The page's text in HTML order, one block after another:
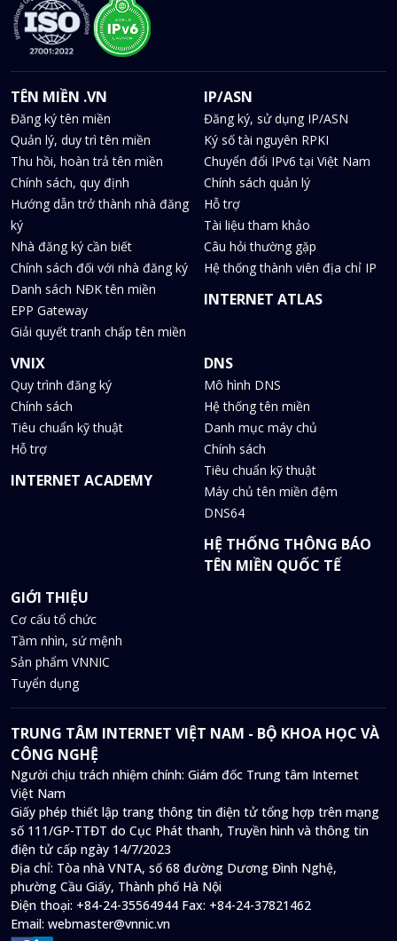
TÊN MIỀN .VN
Đăng ký tên miền
Quản lý, duy trì tên miền
Thu hồi, hoàn trả tên miền
Chính sách, quy định
Hướng dẫn trở thành nhà đăng
ký
Nhà đăng ký cần biết
Chính sách đối với nhà đăng ký
Danh sách NĐK tên miền
EPP Gateway
Giải quyết tranh chấp tên miền
IP/ASN
Đăng ký, sử dụng IP/ASN
Ký số tài nguyên RPKI
Chuyển đổi IPv6 tại Việt Nam
Chính sách quản lý
Hỗ trợ
Tài liệu tham khảo
Câu hỏi thường gặp
Hệ thống thành viên địa chỉ IP
INTERNET ATLAS
VNIX
Quy trình đăng ký
Chính sách
Tiêu chuẩn kỹ thuật
Hỗ trợ
INTERNET ACADEMY
DNS
Mô hình DNS
Hệ thống tên miền
Danh mục máy chủ
Chính sách
Tiêu chuẩn kỹ thuật
Máy chủ tên miền đệm
DNS64
HỆ THỐNG THÔNG BÁO
TÊN MIỀN QUỐC TẾ
GIỚI THIỆU
Cơ cấu tổ chức
Tầm nhìn, sứ mệnh
Sản phẩm VNNIC
Tuyển dụng
TRUNG TÂM INTERNET VIỆT NAM - BỘ KHOA HỌC VÀ
CÔNG NGHỆ
Người chịu trách nhiệm chính: Giám đốc Trung tâm Internet
Việt Nam
Giấy phép thiết lập trang thông tin điện tử tổng hợp trên mạng
số 111/GP-TTĐT do Cục Phát thanh, Truyền hình và thông tin
điện tử cấp ngày 14/7/2023
Địa chỉ: Tòa nhà VNTA, số 68 đường Dương Đình Nghệ,
phường Cầu Giấy, Thành phố Hà Nội
Điện thoại: +84-24-35564944 Fax: +84-24-37821462
Email: webmaster@vnnic.vn